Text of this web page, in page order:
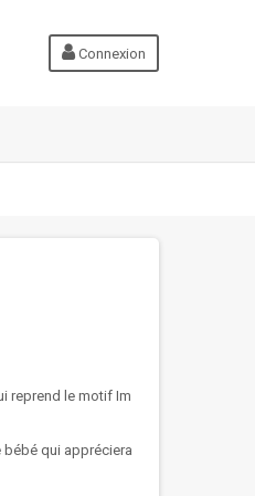
Connexion
reprend le motif Im
bébé qui appréciera